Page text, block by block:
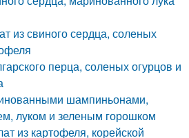
из свиного сердца, соленых
перца, соленых огурцов и
шампиньонами,
луком и зеленым горошком
из картофеля, корейской